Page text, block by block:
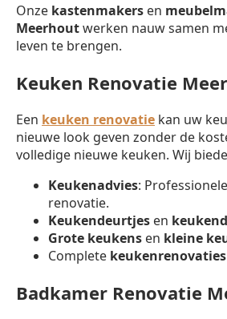
Onze kastenmakers en
Meerhoutwerken nauw samen
leven te brengen.
Keuken Renovatie
Een keuken renovatie kan uw
nieuwe look geven zonder de
volledige nieuwe keuken. Wij
Keukenadvies:
renovatie.
Keukendeurtjes en
Grote keukens en kleine
Complete keukenrenovaties
Badkamer Renovatie